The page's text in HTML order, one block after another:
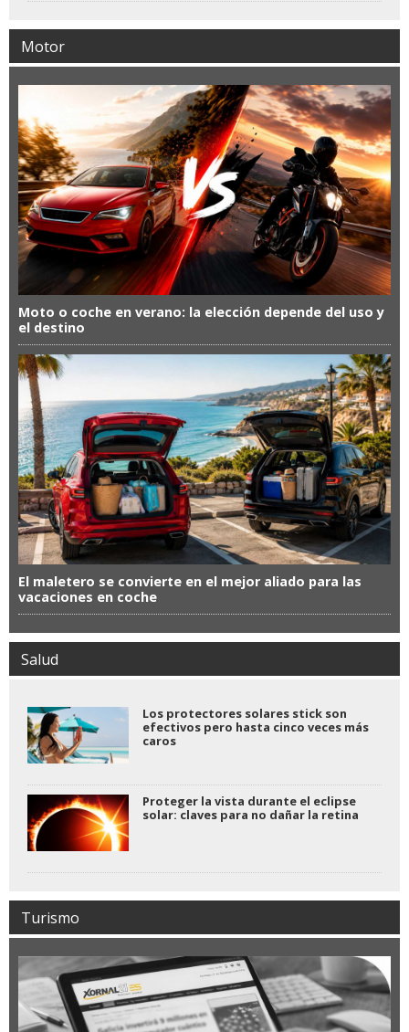
Motor
Moto o coche en verano: la elección depende del uso y
el destino
El maletero se convierte en el mejor aliado para las
vacaciones en coche
Salud
Los protectores solares stick son
efectivos pero hasta cinco veces más
caros
Proteger la vista durante el eclipse
solar: claves para no dañar la retina
Turismo